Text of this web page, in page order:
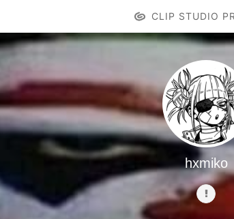
CLIP STUDIO
hxmiko